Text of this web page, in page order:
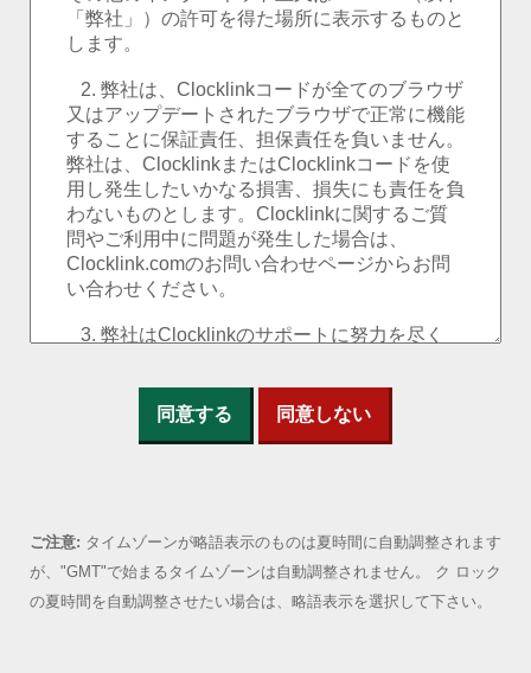
新着ニュース
お問合せ
ヘルプ
同意する 同意しない
ご注意: タイムゾーンが略語表示のものは夏時間に自動調整されます
が、"GMT"で始まるタイムゾーンは自動調整されません。 ク ロック
の夏時間を自動調整させたい場合は、略語表示を選択して下さい。